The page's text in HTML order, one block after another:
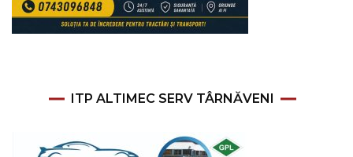
ITP ALTIMEC SERV TÂRNĂVENI